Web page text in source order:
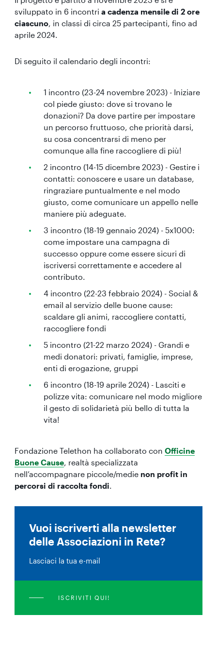
sviluppato in 6 incontri a cadenza mensile di 2 ore
ciascuno , in classi di circa 25 partecipanti, fino ad
aprile 2024.
Di seguito il calendario degli incontri:
1 incontro (23-24 novembre 2023) - Iniziare
col piede giusto: dove si trovano le
donazioni? Da dove partire per impostare
un percorso fruttuoso, che priorità darsi,
su cosa concentrarsi di meno per
comunque alla fine raccogliere di più!
2 incontro (14-15 dicembre 2023) - Gestire i
contatti: conoscere e usare un database,
ringraziare puntualmente e nel modo
giusto, come comunicare un appello nelle
maniere più adeguate.
3 incontro (18-19 gennaio 2024) - 5x1000:
come impostare una campagna di
successo oppure come essere sicuri di
iscriversi correttamente e accedere al
contributo.
4 incontro (22-23 febbraio 2024) - Social &
email al servizio delle buone cause:
scaldare gli animi, raccogliere contatti,
raccogliere fondi
5 incontro (21-22 marzo 2024) - Grandi e
medi donatori: privati, famiglie, imprese,
enti di erogazione, gruppi
6 incontro (18-19 aprile 2024) - Lasciti e
polizze vita: comunicare nel modo migliore
il gesto di solidarietà più bello di tutta la
vita!
Fondazione Telethon ha collaborato con Officine
Buone Cause , realtà specializzata
nell’accompagnare piccole/medie non profit in
percorsi di raccolta fondi
Vuoi iscriverti alla newsletter
delle Associazioni in Rete?
Lasciaci la tua e-mail
ISCRIVITI QUI!